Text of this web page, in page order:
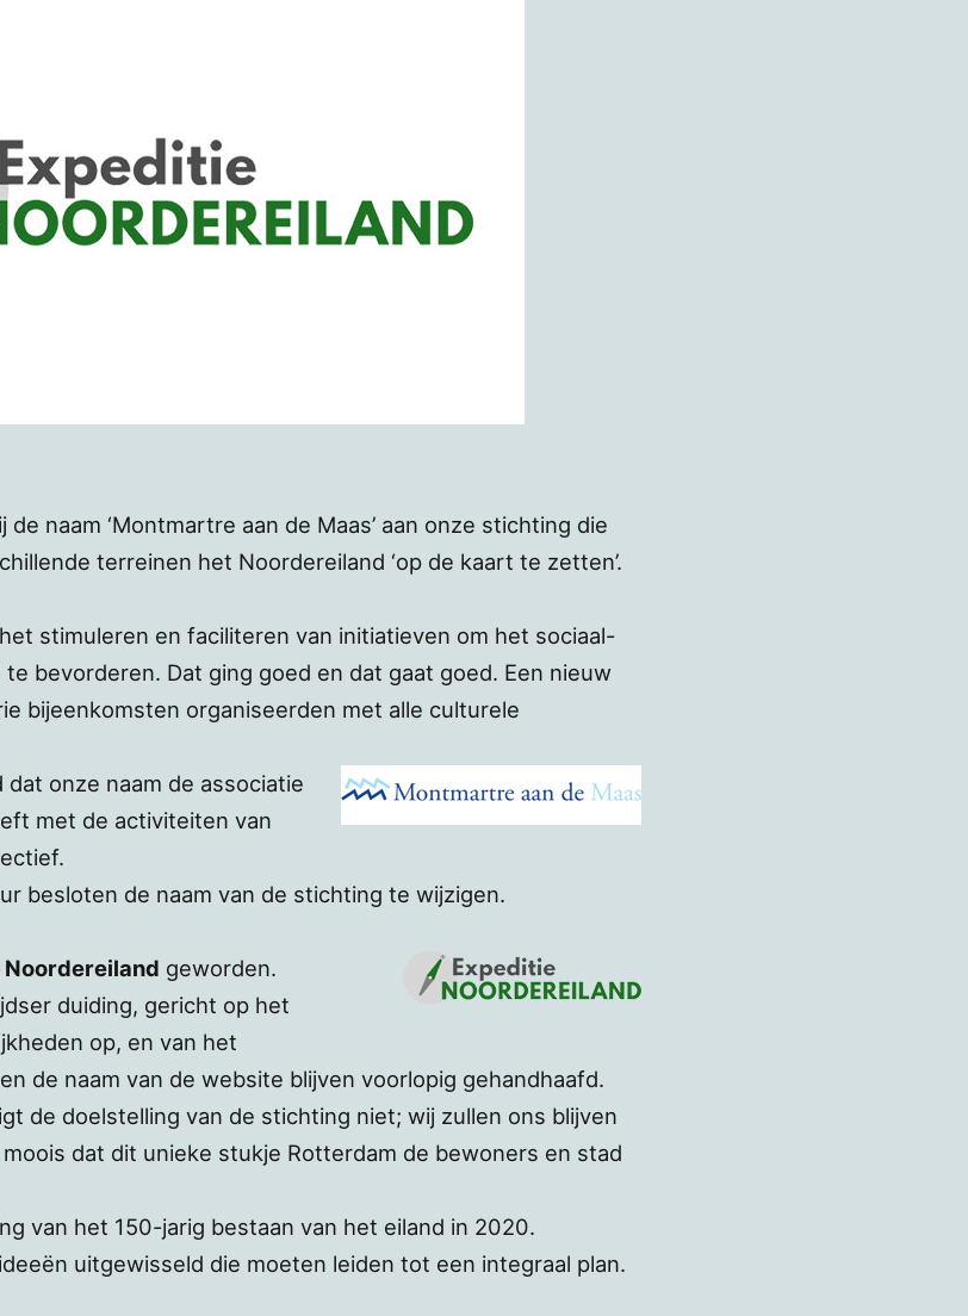
naam ‘Montmartre aan de Maas’ aan onze stichting die
terreinen het Noordereiland ‘op de kaart te zetten’.
stimuleren en faciliteren van initiatieven om het sociaal-
bevorderen. Dat ging goed en dat gaat goed. Een nieuw
bijeenkomsten organiseerden met alle culturele
onze naam de associatie
met de activiteiten van
besloten de naam van de stichting te wijzigen.
geworden.
duiding, gericht op het
op, en van het
de naam van de website blijven voorlopig gehandhaafd.
de doelstelling van de stichting niet; wij zullen ons blijven
dat dit unieke stukje Rotterdam de bewoners en stad
van het 150-jarig bestaan van het eiland in 2020.
uitgewisseld die moeten leiden tot een integraal plan.